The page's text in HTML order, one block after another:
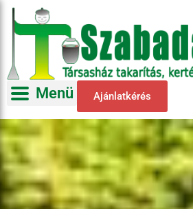
Menü Ajánlatkérés